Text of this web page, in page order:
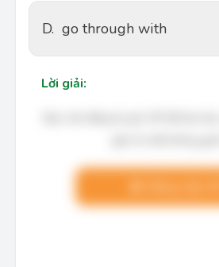
D. go through with
Lời giải: